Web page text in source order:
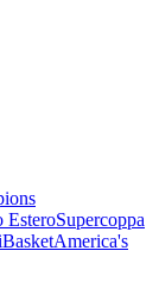
EsteroSupercoppa
BasketAmerica's